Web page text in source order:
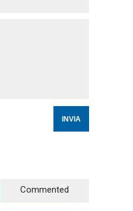
Commented